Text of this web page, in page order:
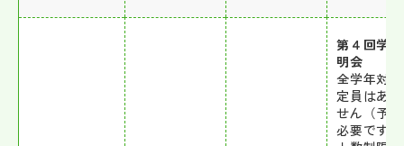
第４回学
明会
全学年対象
定員はあ
せん（予
必要です